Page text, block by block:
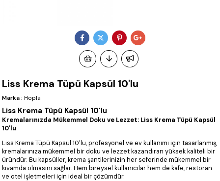
Liss Krema Tüpü Kapsül 10'lu
Marka : Hopla
Liss Krema Tüpü Kapsül 10'lu
Kremalarınızda Mükemmel Doku ve Lezzet: Liss Krema Tüpü Kapsül
10'lu
Liss Krema Tüpü Kapsül 10'lu, profesyonel ve ev kullanımı için tasarlanmış,
kremalarınıza mükemmel bir doku ve lezzet kazandıran yüksek kaliteli bir
üründür. Bu kapsüller, krema şantilerinizin her seferinde mükemmel bir
kıvamda olmasını sağlar. Hem bireysel kullanıcılar hem de kafe, restoran
ve otel işletmeleri için ideal bir çözümdür.